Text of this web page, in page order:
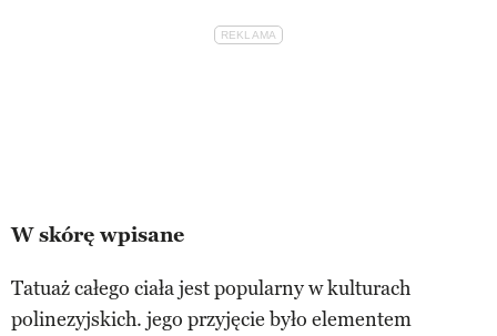
W skórę wpisane
Tatuaż całego ciała jest popularny w kulturach
polinezyjskich. jego przyjęcie było elementem